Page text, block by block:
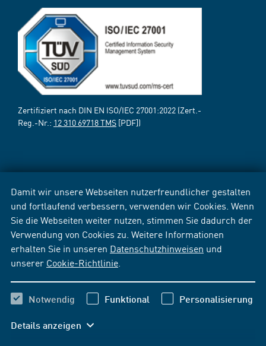
Damit wir unsere Webseiten nutzerfreundlicher gestalten
und fortlaufend verbessern, verwenden wir Cookies. Wenn
Sie die Webseiten weiter nutzen, stimmen Sie dadurch der
Verwendung von Cookies zu. Weitere Informationen
erhalten Sie in unseren Datenschutzhinweisen und
unserer Cookie-Richtlinie
Notwendig Funktional Personalisierung
Details anzeigen
Zertifiziert nach DIN EN ISO/IEC 27001:2022 (Zert.-
Reg.-Nr.: 12 310 69718 TMS [PDF])